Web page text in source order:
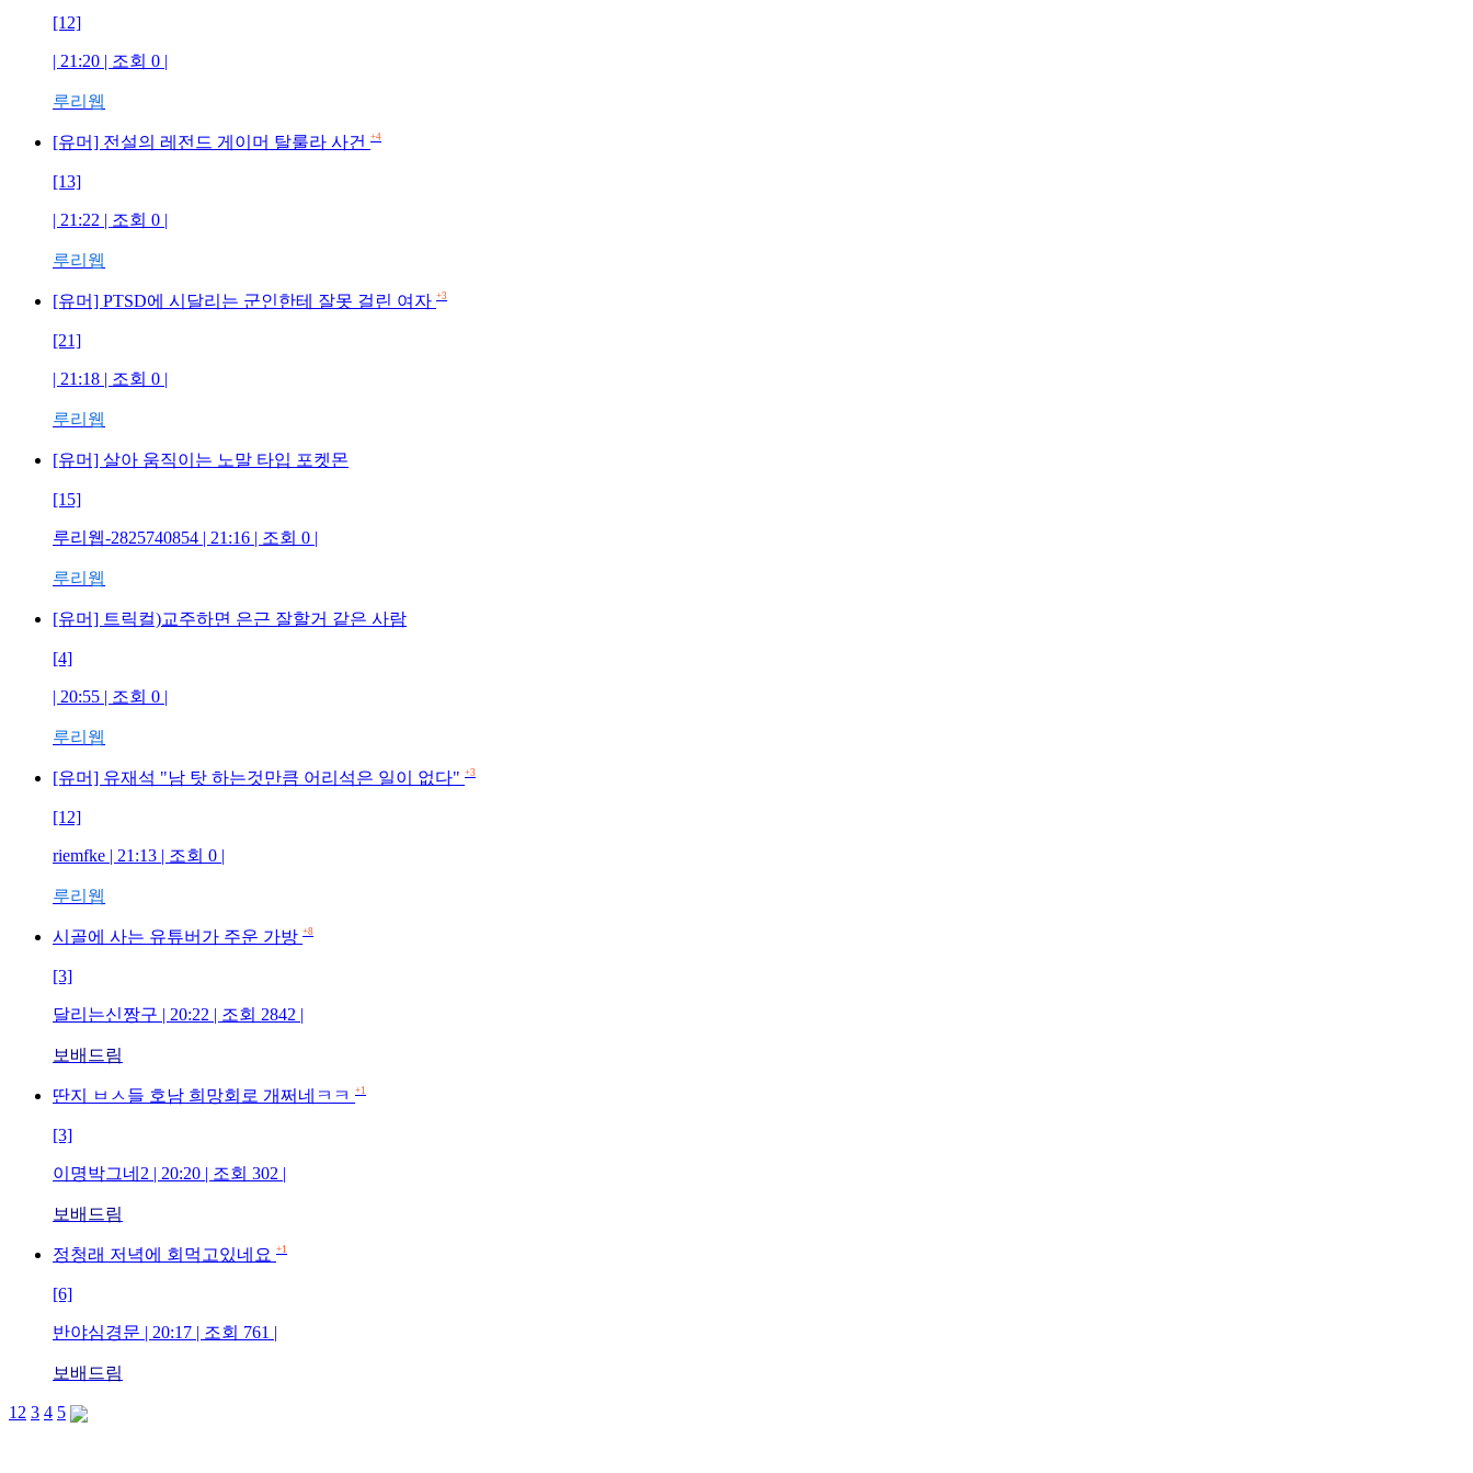
[12]
| 21:20 | 조회 0 |
루리웹
[유머] 전설의 레전드 게이머 탈룰라 사건 +4
[13]
| 21:22 | 조회 0 |
루리웹
[유머] PTSD에 시달리는 군인한테 잘못 걸린 여자 +3
[21]
| 21:18 | 조회 0 |
루리웹
[유머] 살아 움직이는 노말 타입 포켓몬
[15]
루리웹-2825740854 | 21:16 | 조회 0 |
루리웹
[유머] 트릭컬)교주하면 은근 잘할거 같은 사람
[4]
| 20:55 | 조회 0 |
루리웹
[유머] 유재석 "남 탓 하는것만큼 어리석은 일이 없다" +3
[12]
riemfke | 21:13 | 조회 0 |
루리웹
시골에 사는 유튜버가 주운 가방 +8
[3]
달리는신짱구 | 20:22 | 조회 2842 |
보배드림
딴지 ㅂㅅ들 호남 희망회로 개쩌네ㅋㅋ +1
[3]
이명박그네2 | 20:20 | 조회 302 |
보배드림
정청래 저녁에 회먹고있네요 +1
[6]
반야심경문 | 20:17 | 조회 761 |
보배드림
1 2 3 4 5